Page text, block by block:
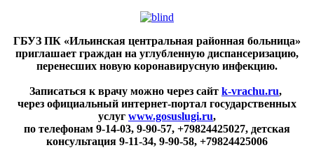
ГБУЗ ПК «Ильинская центральная районная больница»
приглашает граждан на углубленную диспансеризацию,
перенесших новую коронавирусную инфекцию.
Записаться к врачу можно через сайт k-vrachu.ru,
через официальный интернет-портал государственных
услуг www.gosuslugi.ru,
по телефонам 9-14-03, 9-90-57, +79824425027, детская
консультация 9-11-34, 9-90-58, +79824425006